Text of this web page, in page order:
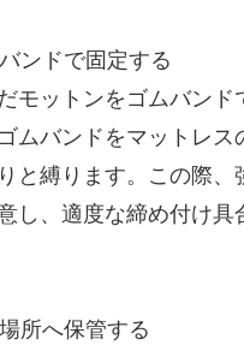
ンドで固定する
モットンをゴムバンド
ムバンドをマットレス
と縛ります。この際、
し、適度な締め付け具
所へ保管する